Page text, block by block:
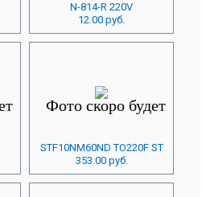
N-814-R 220V
12.00 руб.
STF10NM60ND TO220F ST
353.00 руб.